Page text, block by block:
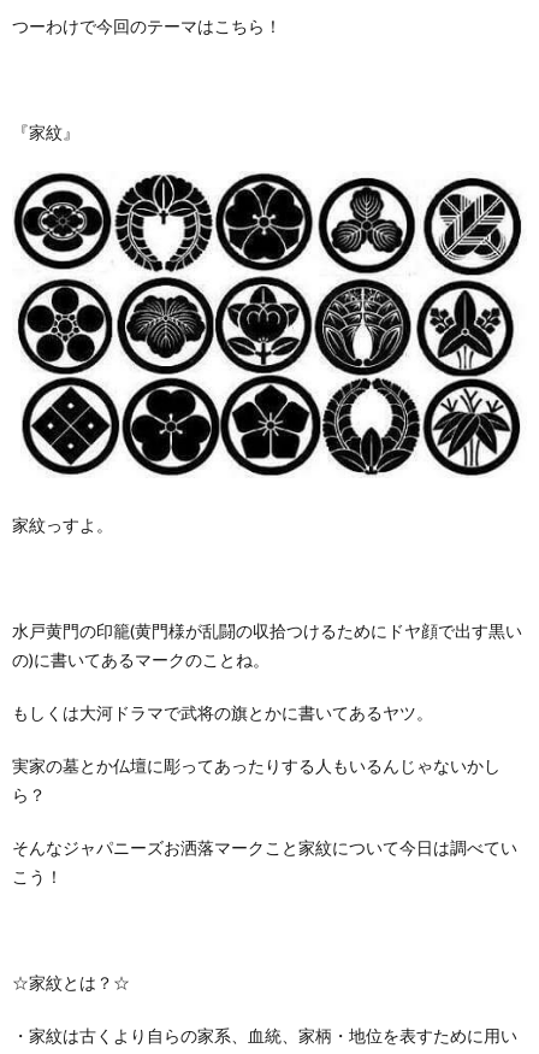
つーわけで今回のテーマはこちら！
『家紋』
家紋っすよ。
水戸黄門の印籠(黄門様が乱闘の収拾つけるためにドヤ顔で出す黒い
の)に書いてあるマークのことね。
もしくは大河ドラマで武将の旗とかに書いてあるヤツ。
実家の墓とか仏壇に彫ってあったりする人もいるんじゃないかし
ら？
そんなジャパニーズお洒落マークこと家紋について今日は調べてい
こう！
☆家紋とは？☆
・家紋は古くより自らの家系、血統、家柄・地位を表すために用い